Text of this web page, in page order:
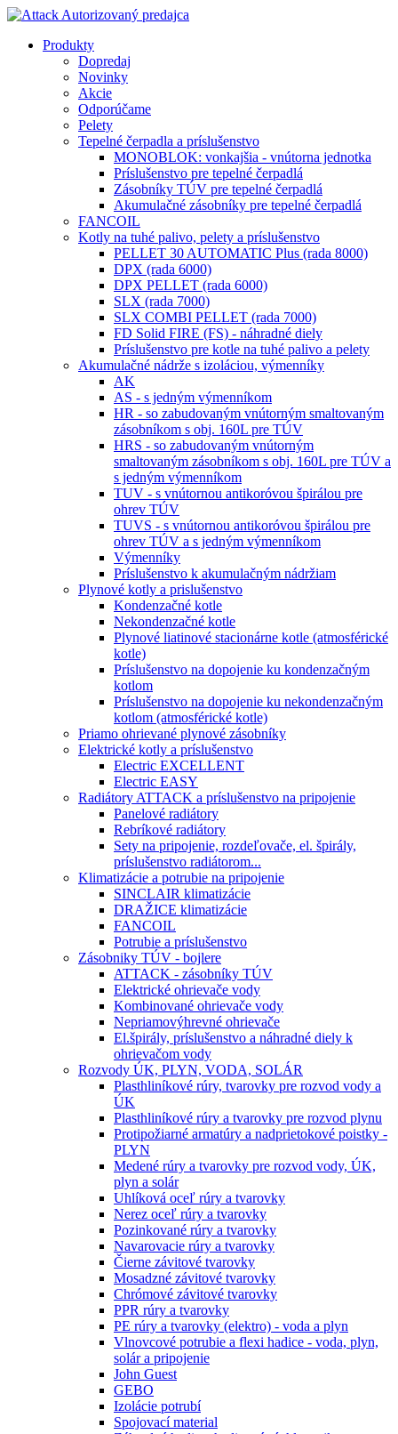
Produkty
Dopredaj
Novinky
Akcie
Odporúčame
Pelety
Tepelné čerpadla a príslušenstvo
MONOBLOK: vonkajšia - vnútorna jednotka
Príslušenstvo pre tepelné čerpadlá
Zásobníky TÚV pre tepelné čerpadlá
Akumulačné zásobníky pre tepelné čerpadlá
FANCOIL
Kotly na tuhé palivo, pelety a príslušenstvo
PELLET 30 AUTOMATIC Plus (rada 8000)
DPX (rada 6000)
DPX PELLET (rada 6000)
SLX (rada 7000)
SLX COMBI PELLET (rada 7000)
FD Solid FIRE (FS) - náhradné diely
Príslušenstvo pre kotle na tuhé palivo a pelety
Akumulačné nádrže s izoláciou, výmenníky
AK
AS - s jedným výmenníkom
HR - so zabudovaným vnútorným smaltovaným
zásobníkom s obj. 160L pre TÚV
HRS - so zabudovaným vnútorným
smaltovaným zásobníkom s obj. 160L pre TÚV a
s jedným výmenníkom
TUV - s vnútornou antikoróvou špirálou pre
ohrev TÚV
TUVS - s vnútornou antikoróvou špirálou pre
ohrev TÚV a s jedným výmenníkom
Výmenníky
Príslušenstvo k akumulačným nádržiam
Plynové kotly a prislušenstvo
Kondenzačné kotle
Nekondenzačné kotle
Plynové liatinové stacionárne kotle (atmosférické
kotle)
Príslušenstvo na dopojenie ku kondenzačným
kotlom
Príslušenstvo na dopojenie ku nekondenzačným
kotlom (atmosférické kotle)
Priamo ohrievané plynové zásobníky
Elektrické kotly a príslušenstvo
Electric EXCELLENT
Electric EASY
Radiátory ATTACK a príslušenstvo na pripojenie
Panelové radiátory
Rebríkové radiátory
Sety na pripojenie, rozdeľovače, el. špirály,
príslušenstvo radiátorom...
Klimatizácie a potrubie na pripojenie
SINCLAIR klimatizácie
DRAŽICE klimatizácie
FANCOIL
Potrubie a príslušenstvo
Zásobniky TÚV - bojlere
ATTACK - zásobníky TÚV
Elektrické ohrievače vody
Kombinované ohrievače vody
Nepriamovýhrevné ohrievače
El.špirály, príslušenstvo a náhradné diely k
ohrievačom vody
Rozvody ÚK, PLYN, VODA, SOLÁR
Plasthliníkové rúry, tvarovky pre rozvod vody a
ÚK
Plasthliníkové rúry a tvarovky pre rozvod plynu
Protipožiarné armatúry a nadprietokové poistky -
PLYN
Medené rúry a tvarovky pre rozvod vody, ÚK,
plyn a solár
Uhlíková oceľ rúry a tvarovky
Nerez oceľ rúry a tvarovky
Pozinkované rúry a tvarovky
Navarovacie rúry a tvarovky
Čierne závitové tvarovky
Mosadzné závitové tvarovky
Chrómové závitové tvarovky
PPR rúry a tvarovky
PE rúry a tvarovky (elektro) - voda a plyn
Vlnovcové potrubie a flexi hadice - voda, plyn,
solár a pripojenie
John Guest
GEBO
Izolácie potrubí
Spojovací material